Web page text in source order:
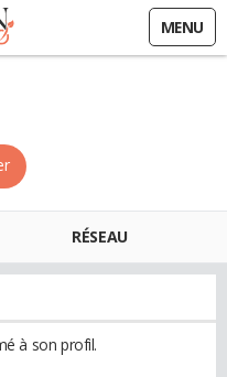
MENU
RÉSEAU
à son profil.